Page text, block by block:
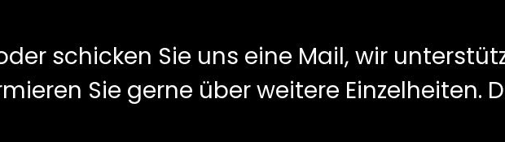
schicken Sie uns eine Mail, wir
Sie gerne über weitere Einzelheiten.